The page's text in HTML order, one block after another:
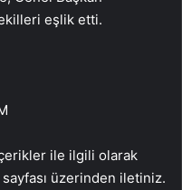
eşlik etti.
ile ilgili olarak
üzerinden iletiniz.